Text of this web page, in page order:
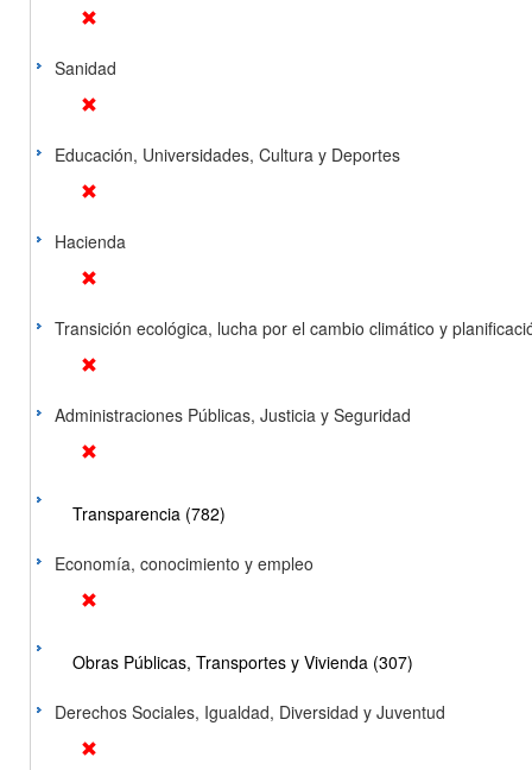
Sanidad
Educación, Universidades, Cultura y Deportes
Hacienda
Transición ecológica, lucha por el cambio climático y
Administraciones Públicas, Justicia y Seguridad
Transparencia (782)
Economía, conocimiento y empleo
Obras Públicas, Transportes y Vivienda (307)
Derechos Sociales, Igualdad, Diversidad y Juventud